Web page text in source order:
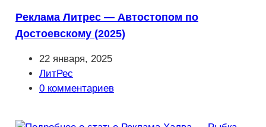
Реклама Литрес — Автостопом по
Достоевскому (2025)
Запись
опубликована:
22 января, 2025
Рубрика
записи:
ЛитРес
Комментарии
0 комментариев